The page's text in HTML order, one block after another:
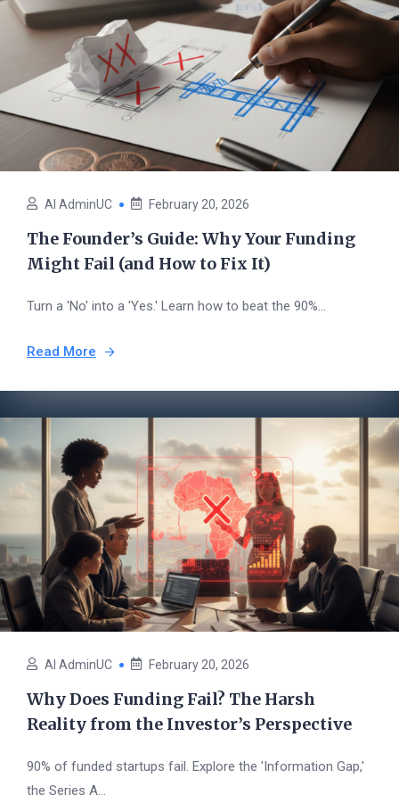
AI AdminUC February 20, 2026
The Founder’s Guide: Why Your Funding
Might Fail (and How to Fix It)
Turn a 'No' into a 'Yes.' Learn how to beat the 90%...
Read More
AI AdminUC February 20, 2026
Why Does Funding Fail? The Harsh
Reality from the Investor’s Perspective
90% of funded startups fail. Explore the 'Information Gap,'
the Series A...